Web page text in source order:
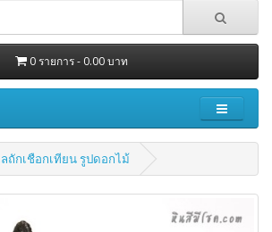
0 รายการ - 0.00 บาท
ถักเชือกเทียน รูปดอกไม้